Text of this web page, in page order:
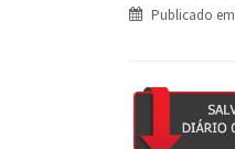
Publicado em